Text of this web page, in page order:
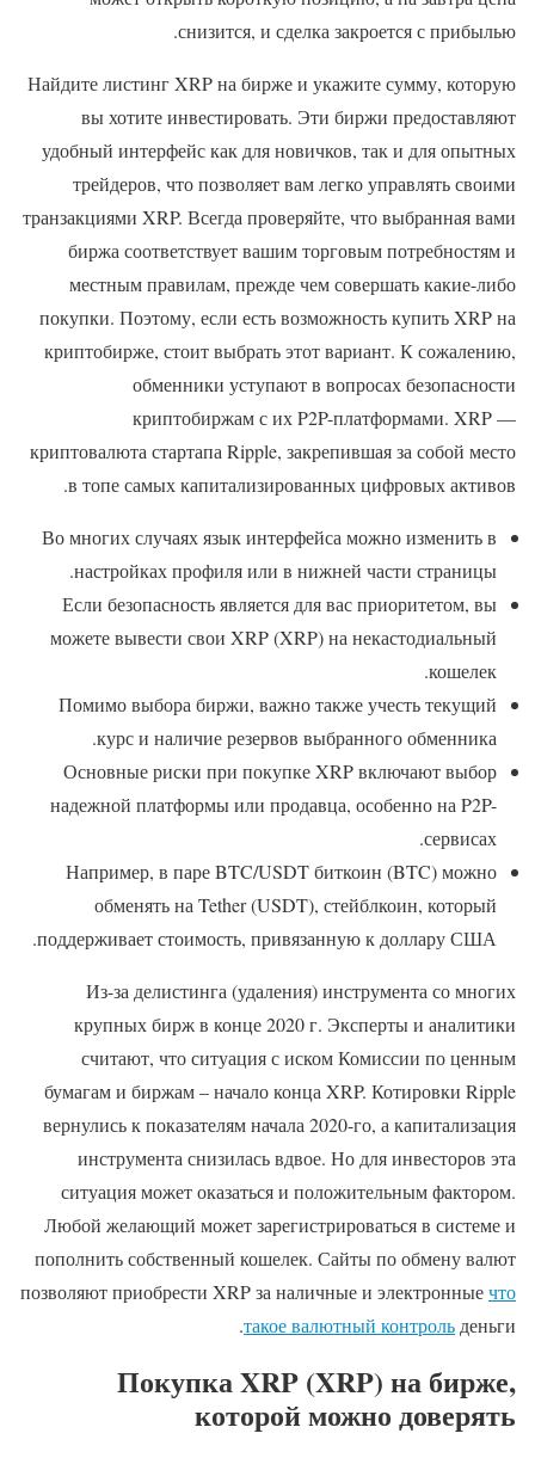
снизится, и сделка закроется с прибылью.
Найдите листинг XRP на бирже и укажите сумму, которую
вы хотите инвестировать. Эти биржи предоставляют
удобный интерфейс как для новичков, так и для опытных
трейдеров, что позволяет вам легко управлять своими
транзакциями XRP. Всегда проверяйте, что выбранная вами
биржа соответствует вашим торговым потребностям и
местным правилам, прежде чем совершать какие-либо
покупки. Поэтому, если есть возможность купить XRP на
криптобирже, стоит выбрать этот вариант. К сожалению,
обменники уступают в вопросах безопасности
криптобиржам с их P2P-платформами. XRP —
криптовалюта стартапа Ripple, закрепившая за собой место
в топе самых капитализированных цифровых активов.
Во многих случаях язык интерфейса можно изменить в
настройках профиля или в нижней части страницы.
Если безопасность является для вас приоритетом, вы
можете вывести свои XRP (XRP) на некастодиальный
кошелек.
Помимо выбора биржи, важно также учесть текущий
курс и наличие резервов выбранного обменника.
Основные риски при покупке XRP включают выбор
надежной платформы или продавца, особенно на P2P-
сервисах.
Например, в паре BTC/USDT биткоин (BTC) можно
обменять на Tether (USDT), стейблкоин, который
поддерживает стоимость, привязанную к доллару США.
Из-за делистинга (удаления) инструмента со многих
крупных бирж в конце 2020 г. Эксперты и аналитики
считают, что ситуация с иском Комиссии по ценным
бумагам и биржам – начало конца XRP. Котировки Ripple
вернулись к показателям начала 2020-го, а капитализация
инструмента снизилась вдвое. Но для инвесторов эта
ситуация может оказаться и положительным фактором.
Любой желающий может зарегистрироваться в системе и
пополнить собственный кошелек. Сайты по обмену валют
позволяют приобрести XRP за наличные и электронныечто
такое валютный контроль деньги.
Покупка XRP (XRP) на бирже,
которой можно доверять